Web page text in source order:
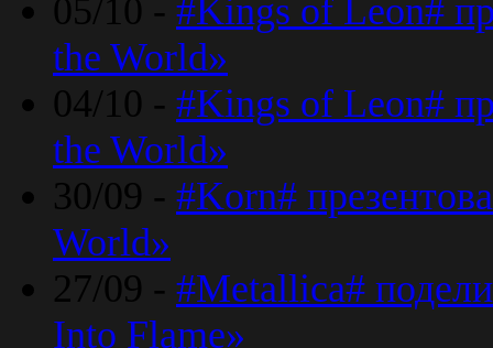
05/10 - #Kings of Leon#
the World»
04/10 - #Kings of Leon#
the World»
30/09 - #Korn#
World»
27/09 - #Metallica#
Into Flame»